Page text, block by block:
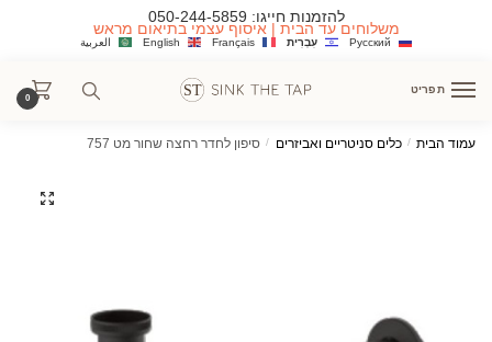
להזמנות חייגו: 050-244-5859
משלוחים עד הבית | איסוף עצמי בתיאום מראש
العربية English Français עִבְרִית Русский
תפריט
0
עמוד הבית / כלים סניטריים ואביזרים / סיפון לחדר רחצה שחור מט 757